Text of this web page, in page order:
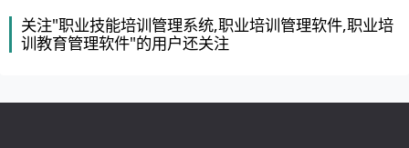
关注"职业技能培训管理系统,职业培训管理软件,职业培
训教育管理软件"的用户还关注